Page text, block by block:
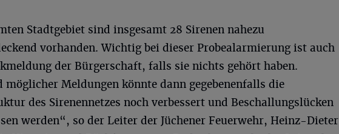
Stadtgebiet sind insgesamt 28 Sirenen nahezu
vorhanden. Wichtig bei dieser Probealarmierung ist auch
der Bürgerschaft, falls sie nichts gehört haben.
möglicher Meldungen könnte dann gegebenenfalls die
des Sirenennetzes noch verbessert und Beschallungslücken
werden“, so der Leiter der Jüchener Feuerwehr, Heinz-Dieter